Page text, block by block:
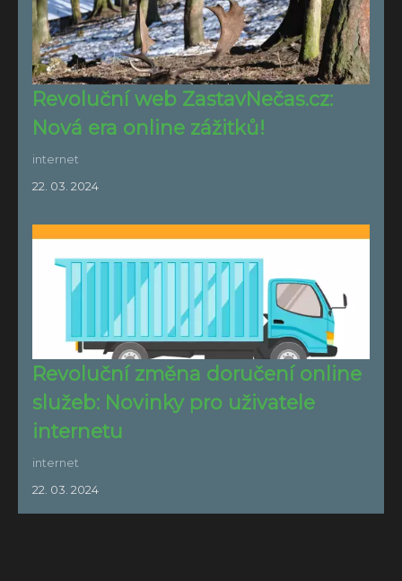
Revoluční web ZastavNečas.cz:
Nová era online zážitků!
internet
22. 03. 2024
Revoluční změna doručení online
služeb: Novinky pro uživatele
internetu
internet
22. 03. 2024